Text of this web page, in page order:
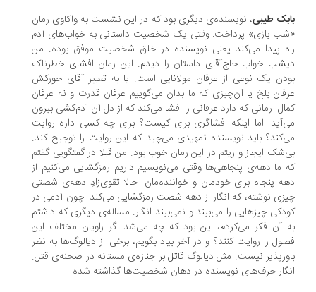
طیبی، نویسنده‌ی دیگری بود که در این نشست به واکاوی رمان
بازی» پرداخت: وقتی یک شخصیت داستانی به خواب‌های آدم
پیدا می‌کند یعنی نویسنده در خلق شخصیت موفق بوده. من
خواب حاج‌آقای داستان را دیدم. این رمان افشای خطرناک
یک نوعی از عرفان مولانایی است. یا به تعبیر آقای جورکش
بلخ یا آن‌چیزی که ما بدان می‌گوییم عرفان قدرت و نه عرفان
رمانی که دارد عرفانی را افشا می‌کند که از دل آن آدم‌کشی بیرون
اما اینکه افشاگری برای کیست؟ برای چه کسی داره روایت
باید نویسنده تمهیدی می‌چید که این روایت را توجیح کند.
ایجاز و ریتم در این رمان خوب بود. من قبلا در گفتگویی گفتم
ما دهه‌ی پنجاهی‌ها وقتی می‌نویسیم داریم رمزگشایی می‌کنیم از
پنجاه برای خودمان و خواننده‌مان. حالا تقوی‌زادِ دهه‌ی شصتی
نوشته، که انگار از دهه شصت رمزگشایی می‌کند. چون آدمی در
چیزهایی را می‌بیند و نمی‌بیند انگار. مساله‌ی دیگری که داشتم
آن فکر می‌کردم، این بود که چه می‌شد اگر راویان مختلف این
را روایت کنند؟ و در آخر بیاد بگویم، برخی از دیالوگ‌ها به نظر
نیست. مثل دیالوگ قاتل بر جنازه‌ی مستانه در صحنه‌ی قتل.
حرف‌های نویسنده در دهان شخصیت‌ها گذاشته شده.